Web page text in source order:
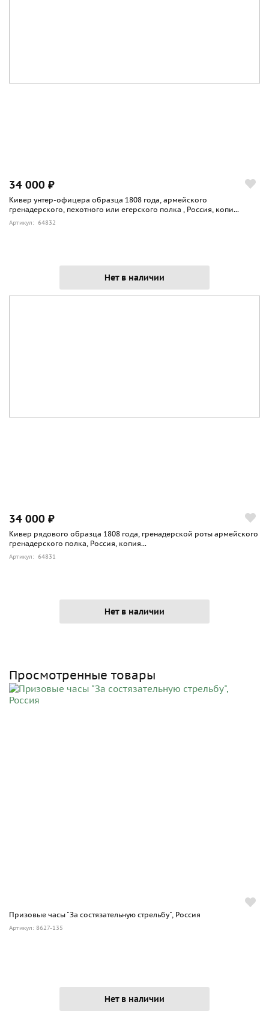
34 000 ₽
Кивер унтер-офицера образца 1808 года, армейского
гренадерского, пехотного или егерского полка , Россия, копи...
Артикул: 64832
Нет в наличии
34 000 ₽
Кивер рядового образца 1808 года, гренадерской роты армейского
гренадерского полка, Россия, копия...
Артикул: 64831
Нет в наличии
Просмотренные товары
Призовые часы "За состязательную стрельбу", Россия
Артикул: 8627-135
Нет в наличии